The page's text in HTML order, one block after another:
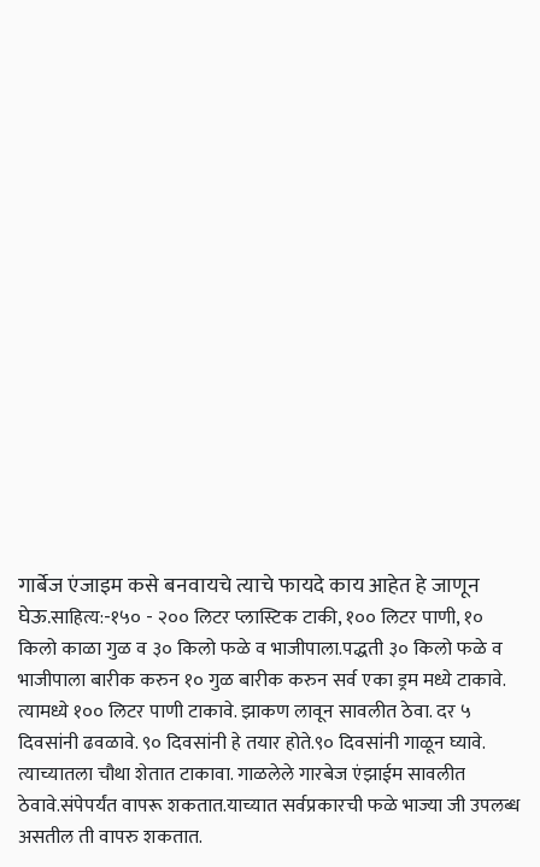
गार्बेज एंजाइम कसे बनवायचे त्याचे फायदे काय आहेत हे जाणून
घेऊ.साहित्य:-१५० - २०० लिटर प्लास्टिक टाकी, १०० लिटर पाणी, १०
किलो काळा गुळ व ३० किलो फळे व भाजीपाला.पद्धती३० किलो फळे व
भाजीपाला बारीक करुन १० गुळ बारीक करुन सर्व एका ड्रम मध्ये टाकावे.
त्यामध्ये १०० लिटर पाणी टाकावे. झाकण लावून सावलीत ठेवा. दर ५
दिवसांनी ढवळावे. ९० दिवसांनी हे तयार होते.९० दिवसांनी गाळून घ्यावे.
त्याच्यातला चौथा शेतात टाकावा. गाळलेले गारबेज एंझाईम सावलीत
ठेवावे.संपेपर्यंत वापरू शकतात.याच्यात सर्वप्रकारची फळे भाज्या जी उपलब्ध
असतील ती वापरु शकतात.